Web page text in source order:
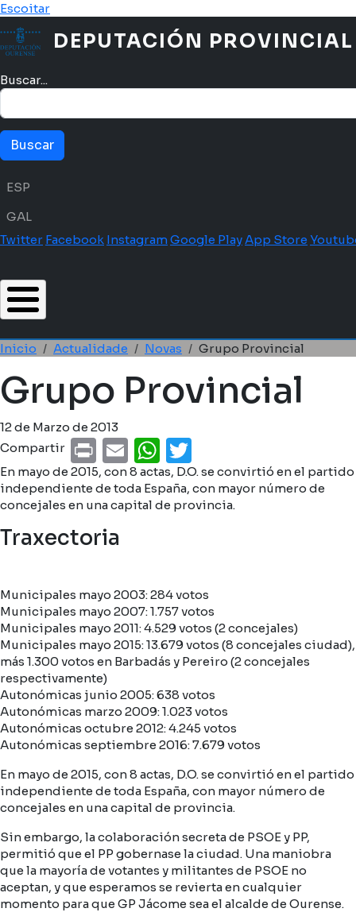
Ir o contido principal
Escoitar
DEPUTACIÓN PROVINCIAL
Buscar...
Menú idioma
ESP
GAL
Twitter Facebook InstagramGoogle PlayApp Store
Miga de pan
Inicio Actualidade Novas Grupo Provincial
Grupo Provincial
12 de Marzo de 2013
Compartir
PrintEmailWhatsApp
En mayo de 2015, con 8 actas, D.O. se convirtió en el partido
independiente de toda España, con mayor número de
concejales en una capital de provincia.
Traxectoria
Municipales mayo 2003: 284 votos
Municipales mayo 2007: 1.757 votos
Municipales mayo 2011: 4.529 votos (2 concejales)
Municipales mayo 2015: 13.679 votos (8 concejales ciudad),
más 1.300 votos en Barbadás y Pereiro (2 concejales
respectivamente)
Autonómicas junio 2005: 638 votos
Autonómicas marzo 2009: 1.023 votos
Autonómicas octubre 2012: 4.245 votos
Autonómicas septiembre 2016: 7.679 votos
En mayo de 2015, con 8 actas, D.O. se convirtió en el partido
independiente de toda España, con mayor número de
concejales en una capital de provincia.
Sin embargo, la colaboración secreta de PSOE y PP,
permitió que el PP gobernase la ciudad. Una maniobra
que la mayoría de votantes y militantes de PSOE no
aceptan, y que esperamos se revierta en cualquier
momento para que GP Jácome sea el alcalde de Ourense.